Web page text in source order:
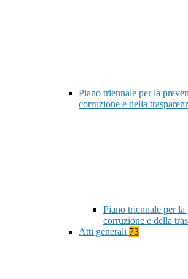
Piano triennale per la
corruzione e della
Piano triennale per
corruzione e della
Atti generali 73